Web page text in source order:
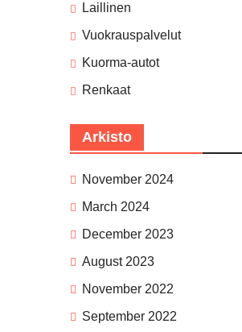
Laillinen
Vuokrauspalvelut
Kuorma-autot
Renkaat
Arkisto
November 2024
March 2024
December 2023
August 2023
November 2022
September 2022